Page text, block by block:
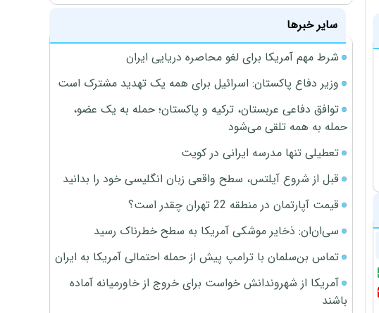
سایر خبرها
شرط مهم آمریکا برای لغو محاصره دریایی ایران
وزیر دفاع پاکستان: اسرائیل برای همه یک تهدید مشترک است
توافق دفاعی عربستان، ترکیه و پاکستان؛ حمله به یک عضو،
حمله به همه تلقی می‌شود
تعطیلی تنها مدرسه ایرانی در کویت
قبل از شروع آیلتس، سطح واقعی زبان انگلیسی خود را بدانید
قیمت آپارتمان در منطقه 22 تهران چقدر است؟
سی‌ان‌ان: ذخایر موشکی آمریکا به سطح خطرناک رسید
تماس بن‌سلمان با ترامپ پیش از حمله احتمالی آمریکا به ایران
آمریکا از شهروندانش خواست برای خروج از خاورمیانه آماده
باشند